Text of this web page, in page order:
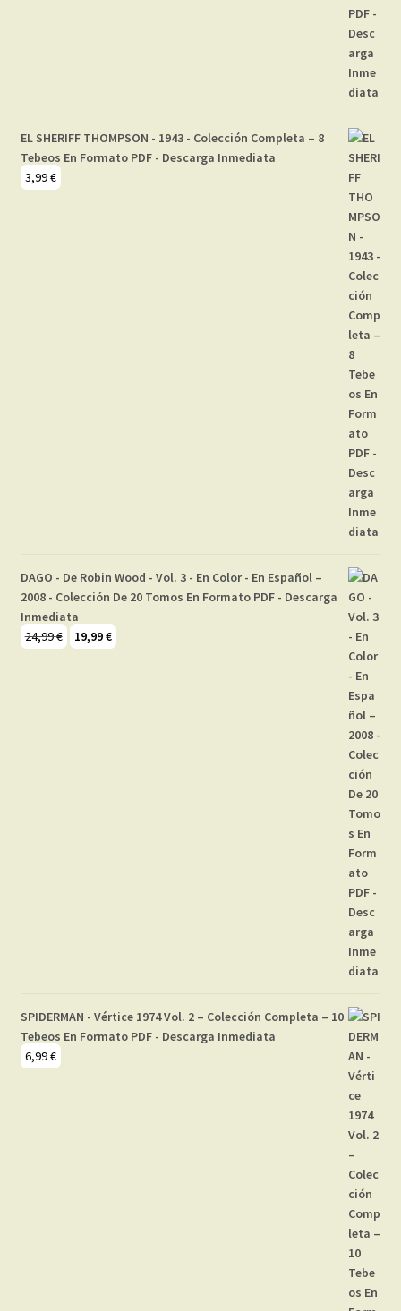
EL SHERIFF THOMPSON - 1943 - Colección Completa – 8
Tebeos En Formato PDF - Descarga Inmediata
3,99€
DAGO - De Robin Wood - Vol. 3 - En Color - En Español –
2008 - Colección De 20 Tomos En Formato PDF - Descarga
Inmediata
24,99€
El19,99€
SPIDERMAN - Vértice 1974 Vol. 2 – Colección Completa – 10
Tebeos En Formato PDF - Descarga Inmediata
6,99€